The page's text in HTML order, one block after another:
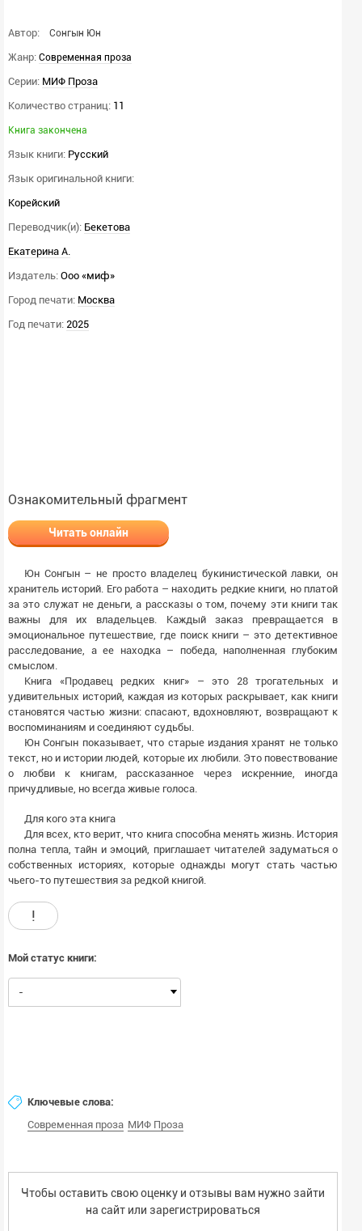
Автор: Сонгын Юн
Жанр: Современная проза
Серии: МИФ Проза
Количество страниц: 11
Книга закончена
Язык книги: Русский
Язык оригинальной книги:
Корейский
Переводчик(и): Бекетова
Екатерина А.
Издатель: Ооо «миф»
Город печати: Москва
Год печати: 2025
Ознакомительный фрагмент
Читать онлайн
Юн Сонгын – не просто владелец букинистической лавки, он
хранитель историй. Его работа – находить редкие книги, но платой
за это служат не деньги, а рассказы о том, почему эти книги так
важны для их владельцев. Каждый заказ превращается в
эмоциональное путешествие, где поиск книги – это детективное
расследование, а ее находка – победа, наполненная глубоким
смыслом.
Книга «Продавец редких книг» – это 28 трогательных и
удивительных историй, каждая из которых раскрывает, как книги
становятся частью жизни: спасают, вдохновляют, возвращают к
воспоминаниям и соединяют судьбы.
Юн Сонгын показывает, что старые издания хранят не только
текст, но и истории людей, которые их любили. Это повествование
о любви к книгам, рассказанное через искренние, иногда
причудливые, но всегда живые голоса.
Для кого эта книга
Для всех, кто верит, что книга способна менять жизнь. История
полна тепла, тайн и эмоций, приглашает читателей задуматься о
собственных историях, которые однажды могут стать частью
чьего-то путешествия за редкой книгой.
!
Мой статус книги:
-
Ключевые слова:
Современная проза МИФ Проза
Чтобы оставить свою оценку и отзывы вам нужно зайти
на сайт или зарегистрироваться